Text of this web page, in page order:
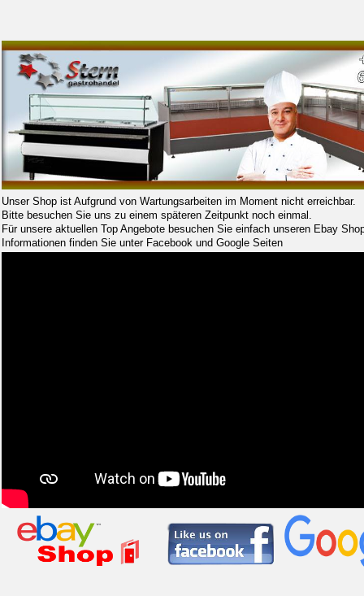
Unser Shop ist Aufgrund von Wartungsarbeiten im Moment nicht erreichbar.
Bitte besuchen Sie uns zu einem späteren Zeitpunkt noch einmal.
Für unsere aktuellen Top Angebote besuchen Sie einfach unseren Ebay
Informationen finden Sie unter Facebook und Google Seiten